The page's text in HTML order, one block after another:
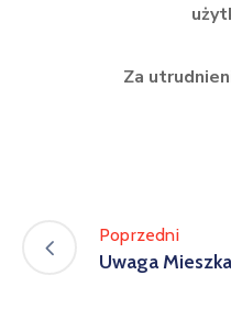
Za
Poprzedni
Uwaga